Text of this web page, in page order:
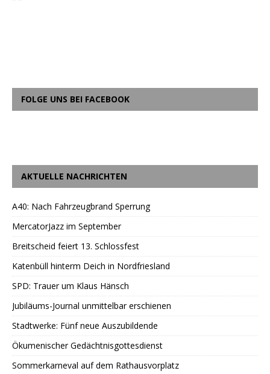
FOLGE UNS BEI FACEBOOK
AKTUELLE NACHRICHTEN
A40: Nach Fahrzeugbrand Sperrung
MercatorJazz im September
Breitscheid feiert 13. Schlossfest
Katenbüll hinterm Deich in Nordfriesland
SPD: Trauer um Klaus Hänsch
Jubiläums-Journal unmittelbar erschienen
Stadtwerke: Fünf neue Auszubildende
Ökumenischer Gedächtnisgottesdienst
Sommerkarneval auf dem Rathausvorplatz